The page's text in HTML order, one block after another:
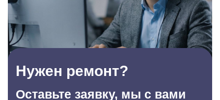
Нужен ремонт?
Оставьте заявку, мы с вами